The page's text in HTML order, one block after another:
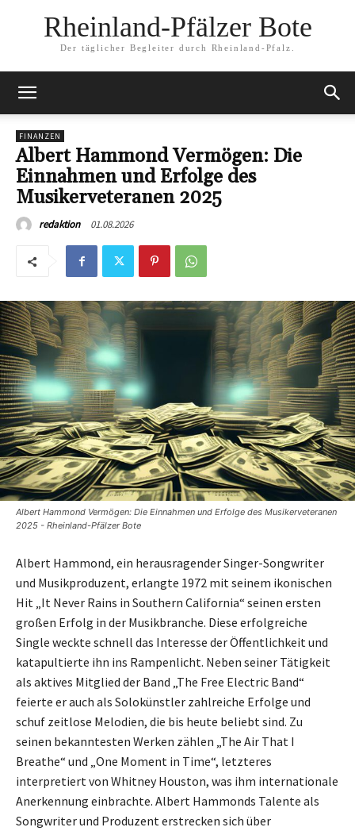
Rheinland-Pfälzer Bote
Der täglicher Begleiter durch Rheinland-Pfalz.
FINANZEN
Albert Hammond Vermögen: Die
Einnahmen und Erfolge des
Musikerveteranen 2025
redaktion 01.08.2026
Albert Hammond Vermögen: Die Einnahmen und Erfolge des Musikerveteranen
2025 - Rheinland-Pfälzer Bote
Albert Hammond, ein herausragender Singer-Songwriter
und Musikproduzent, erlangte 1972 mit seinem ikonischen
Hit „It Never Rains in Southern California“ seinen ersten
großen Erfolg in der Musikbranche. Diese erfolgreiche
Single weckte schnell das Interesse der Öffentlichkeit und
katapultierte ihn ins Rampenlicht. Neben seiner Tätigkeit
als aktives Mitglied der Band „The Free Electric Band“
feierte er auch als Solokünstler zahlreiche Erfolge und
schuf zeitlose Melodien, die bis heute beliebt sind. Zu
seinen bekanntesten Werken zählen „The Air That I
Breathe“ und „One Moment in Time“, letzteres
interpretiert von Whitney Houston, was ihm internationale
Anerkennung einbrachte. Albert Hammonds Talente als
Songwriter und Produzent erstrecken sich über